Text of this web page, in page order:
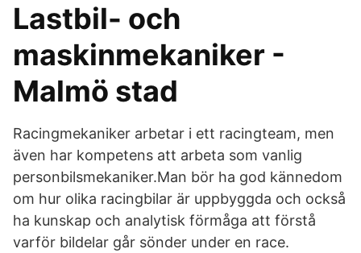
Lastbil- och
maskinmekaniker -
Malmö stad
Racingmekaniker arbetar i ett racingteam, men
även har kompetens att arbeta som vanlig
personbilsmekaniker.Man bör ha god kännedom
om hur olika racingbilar är uppbyggda och också
ha kunskap och analytisk förmåga att förstå
varför bildelar går sönder under en race.